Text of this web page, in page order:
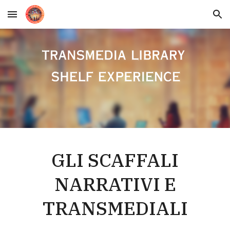
Skip to main content Skip to navigation
GLI SCAFFALI
NARRATIVI E
TRANSMEDIALI